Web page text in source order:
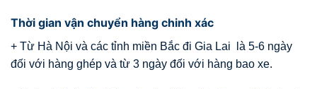
Thời gian vận chuyển hàng chinh xác
+ Từ Hà Nội và các tỉnh miền Bắc đi Gia Lai là 5-6 ngày
đối với hàng ghép và từ 3 ngày đối với hàng bao xe.